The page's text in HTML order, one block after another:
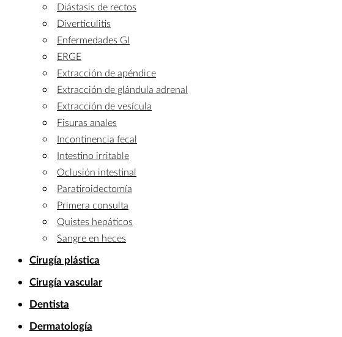
Diástasis de rectos
Diverticulitis
Enfermedades GI
ERGE
Extracción de apéndice
Extracción de glándula adrenal
Extracción de vesícula
Fisuras anales
Incontinencia fecal
Intestino irritable
Oclusión intestinal
Paratiroidectomía
Primera consulta
Quistes hepáticos
Sangre en heces
Cirugía plástica
Cirugía vascular
Dentista
Dermatología